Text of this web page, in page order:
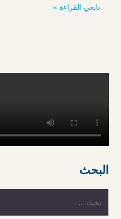
تابعي القراءة »
البحث